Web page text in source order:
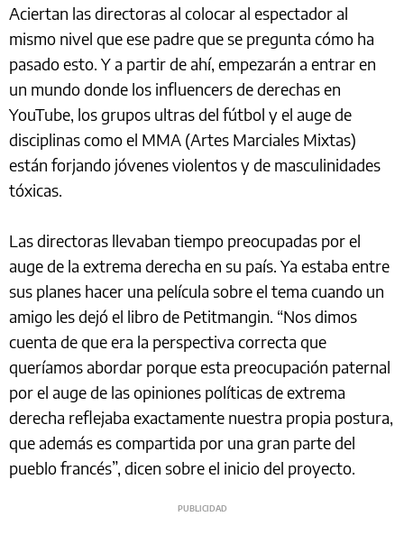
Aciertan las directoras al colocar al espectador al
mismo nivel que ese padre que se pregunta cómo ha
pasado esto. Y a partir de ahí, empezarán a entrar en
un mundo donde los influencers de derechas en
YouTube, los grupos ultras del fútbol y el auge de
disciplinas como el MMA (Artes Marciales Mixtas)
están forjando jóvenes violentos y de masculinidades
tóxicas.
Las directoras llevaban tiempo preocupadas por el
auge de la extrema derecha en su país. Ya estaba entre
sus planes hacer una película sobre el tema cuando un
amigo les dejó el libro de Petitmangin. “Nos dimos
cuenta de que era la perspectiva correcta que
queríamos abordar porque esta preocupación paternal
por el auge de las opiniones políticas de extrema
derecha reflejaba exactamente nuestra propia postura,
que además es compartida por una gran parte del
pueblo francés”, dicen sobre el inicio del proyecto.